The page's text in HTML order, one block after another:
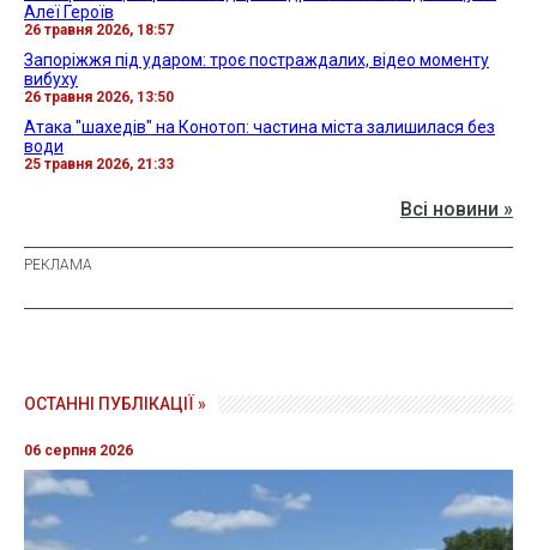
Алеї Героїв
26 травня 2026, 18:57
Запоріжжя під ударом: троє постраждалих, відео моменту
вибуху
26 травня 2026, 13:50
Атака "шахедів" на Конотоп: частина міста залишилася без
води
25 травня 2026, 21:33
Всі новини »
ОСТАННІ ПУБЛІКАЦІЇ »
06 серпня 2026